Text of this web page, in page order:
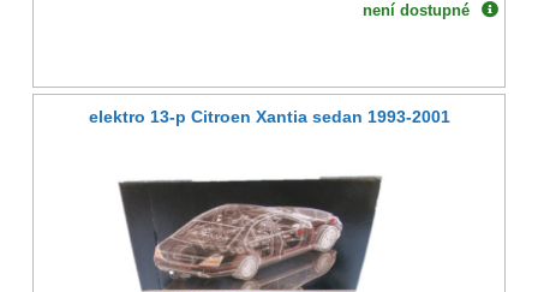
není dostupné
elektro 13-p Citroen Xantia sedan 1993-2001